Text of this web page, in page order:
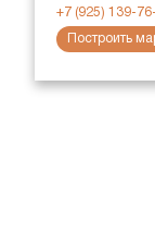
+7 (925) 139-
Построить